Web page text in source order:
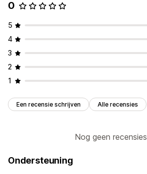
0
5
4
3
2
1
Een recensie schrijven Alle recensies
Nog geen recensies
Ondersteuning